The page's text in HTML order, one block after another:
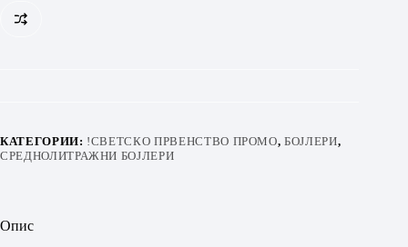
количина
КАТЕГОРИИ: !СВЕТСКО ПРВЕНСТВО ПРОМО,БОЈЛЕРИ,
СРЕДНОЛИТРАЖНИ БОЈЛЕРИ
Опис